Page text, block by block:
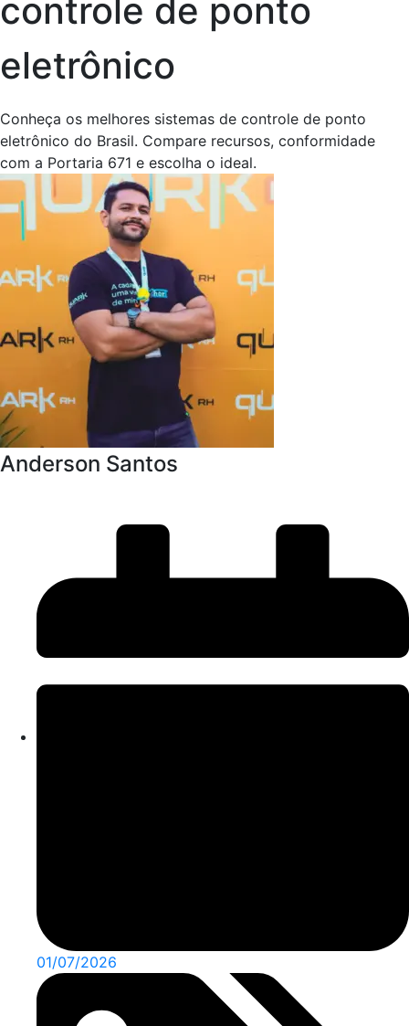
controle de ponto
eletrônico
Conheça os melhores sistemas de controle de ponto
eletrônico do Brasil. Compare recursos, conformidade
com a Portaria 671 e escolha o ideal.
Anderson Santos
01/07/2026